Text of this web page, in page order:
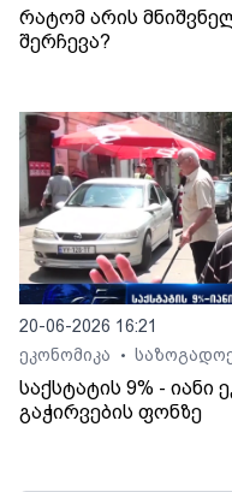
რატომ არის
შერჩევა?
20-06-2026 16:21
ეკონომიკა
•
საქსტატის 9% -
გაჭირვების ფონზე